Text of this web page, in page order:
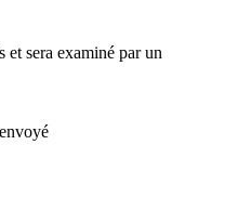
et sera examiné par un